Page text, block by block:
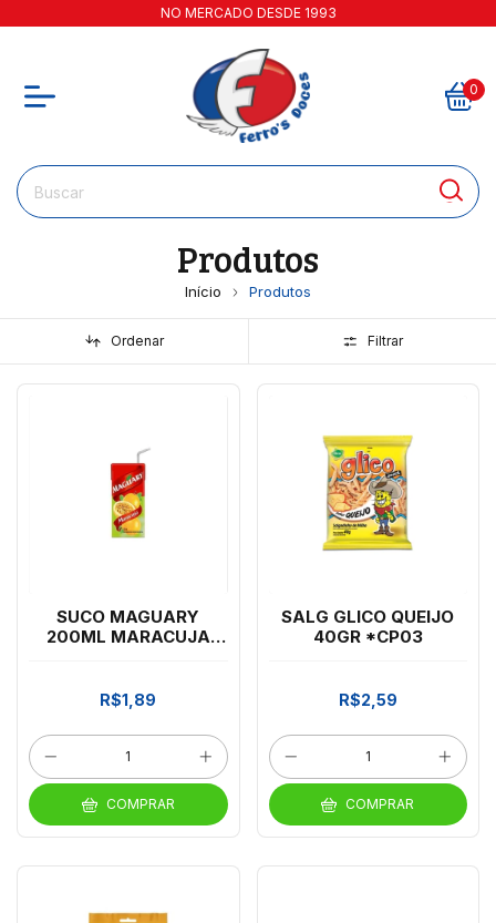
NO MERCADO DESDE 1993
0
Produtos
Início Produtos
Ordenar Filtrar
SUCO MAGUARY
200ML MARACUJA
R$1,89
COMPRAR
SALG GLICO QUEIJO
40GR *CP03
R$2,59
COMPRAR